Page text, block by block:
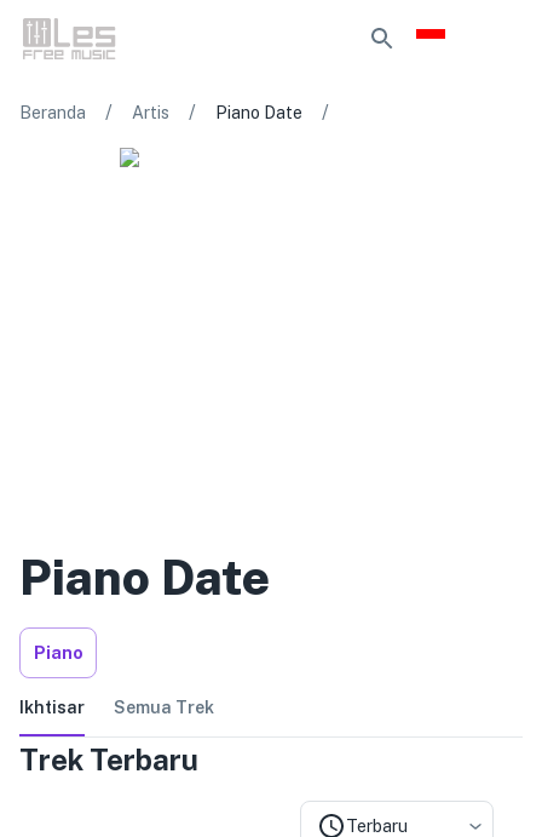
Beranda / Artis / Piano Date /
Piano Date
Piano
Ikhtisar Semua Trek
Trek Terbaru
Terbaru